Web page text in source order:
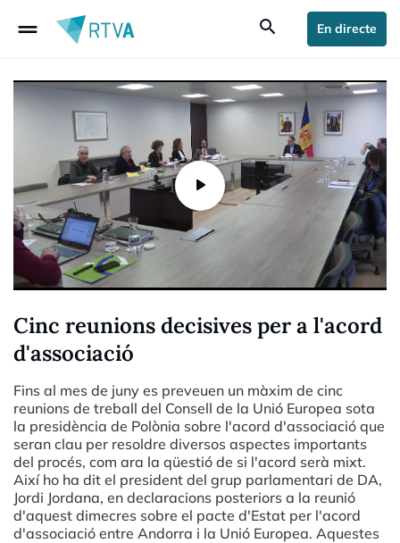
drag_handle search En directe
Cinc reunions decisives per a l'acord
d'associació
Fins al mes de juny es preveuen un màxim de cinc
reunions de treball del Consell de la Unió Europea sota
la presidència de Polònia sobre l'acord d'associació que
seran clau per resoldre diversos aspectes importants
del procés, com ara la qüestió de si l'acord serà mixt.
Així ho ha dit el president del grup parlamentari de DA,
Jordi Jordana, en declaracions posteriors a la reunió
d'aquest dimecres sobre el pacte d'Estat per l'acord
d'associació entre Andorra i la Unió Europea. Aquestes